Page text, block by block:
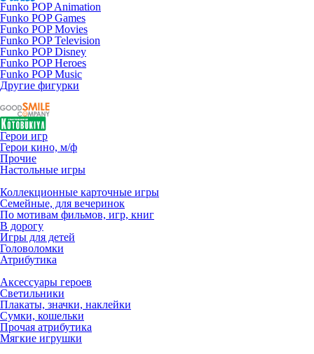
Funko POP Animation
Funko POP Games
Funko POP Movies
Funko POP Television
Funko POP Disney
Funko POP Heroes
Funko POP Music
Другие фигурки
Герои игр
Герои кино, м/ф
Прочие
Настольные игры
Коллекционные карточные игры
Семейные, для вечеринок
По мотивам фильмов, игр, книг
В дорогу
Игры для детей
Головоломки
Атрибутика
Аксессуары героев
Светильники
Плакаты, значки, наклейки
Сумки, кошельки
Прочая атрибутика
Мягкие игрушки